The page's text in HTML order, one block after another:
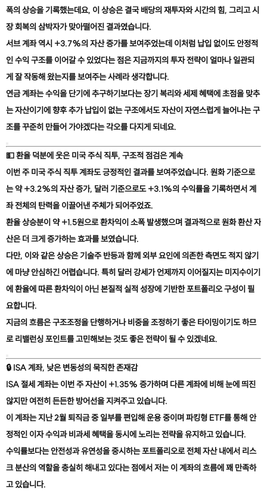
폭의 상승을 기록했는데요, 이 상승은 결국 배당의 재투자와 시간의 힘, 그리고 시
장 회복의 삼박자가 맞아떨어진 결과였습니다.
서브 계좌 역시 +3.7%의 자산 증가를 보여주었는데 이처럼 납입 없이도 안정적
인 수익 구조를 이어갈 수 있었다는 점은 지금까지의 투자 전략이 얼마나 일관되
게 잘 작동해 왔는지를 보여주는 사례라 생각합니다.
연금 계좌는 수익을 단기에 추구하기보다는 장기 복리와 세제 혜택에 초점을 맞추
는 자산이기에 향후 추가 납입이 없는 구조에서도 자산이 자연스럽게 늘어나는 구
조를 꾸준히 만들어 가야겠다는 각오를 다지게 되네요.
💵환율 덕분에 웃은 미국 주식 직투, 구조적 점검은 계속
이번 주 미국 주식 직투 계좌도 긍정적인 결과를 보여주었습니다. 원화 기준으로
는 약 +3.2%의 자산 증가, 달러 기준으로도 +3.1%의 수익률을 기록하면서 계
좌 전체의 탄력을 이끌어낸 주체가 되어주었죠.
환율 상승분이 약 +1.5원으로 환차익이 소폭 발생했으며 결과적으로 원화 환산 자
산은 더 크게 증가하는 효과를 보였습니다.
다만, 이와 같은 상승은 기술주 반등과 함께 외부 요인에 의존한 측면도 적지 않기
에 마냥 안심하긴 어렵습니다. 특히 달러 강세가 언제까지 이어질지는 미지수이기
에 환율에 따른 환차익이 아닌 본질적 실적 성장에 기반한 포트폴리오 구성이 필
요합니다.
지금의 흐름은 구조조정을 단행하거나 비중을 조정하기 좋은 타이밍이기도 하므
로 리밸런싱 포인트를 고민해보는 것도 좋은 전략이 될 수 있겠네요.
🔒 ISA 계좌, 낮은 변동성의 묵직한 존재감
ISA 절세 계좌는 이번 주 자산이 +1.35% 증가하며 다른 계좌에 비해 눈에 띄진
않지만 여전히 든든한 방어선을 지켜주고 있습니다.
이 계좌는 지난 2월 퇴직금 중 일부를 편입해 운용 중이며 파킹형 ETF를 통해 안
정적인 이자 수익과 비과세 혜택을 동시에 노리는 전략을 유지하고 있습니다.
수익률보다는 안전성과 유연성을 중시하는 포트폴리오로 전체 자산 내에서 리스
크 분산의 역할을 충실히 해내고 있다는 점에서 저는 이 계좌의 흐름에 꽤 만족하
고 있습니다.